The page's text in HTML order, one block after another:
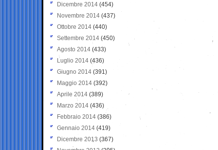
Dicembre 2014 (454)
Novembre 2014 (437)
Ottobre 2014 (440)
Settembre 2014 (450)
Agosto 2014 (433)
Luglio 2014 (436)
Giugno 2014 (391)
Maggio 2014 (392)
Aprile 2014 (389)
Marzo 2014 (436)
Febbraio 2014 (386)
Gennaio 2014 (419)
Dicembre 2013 (367)